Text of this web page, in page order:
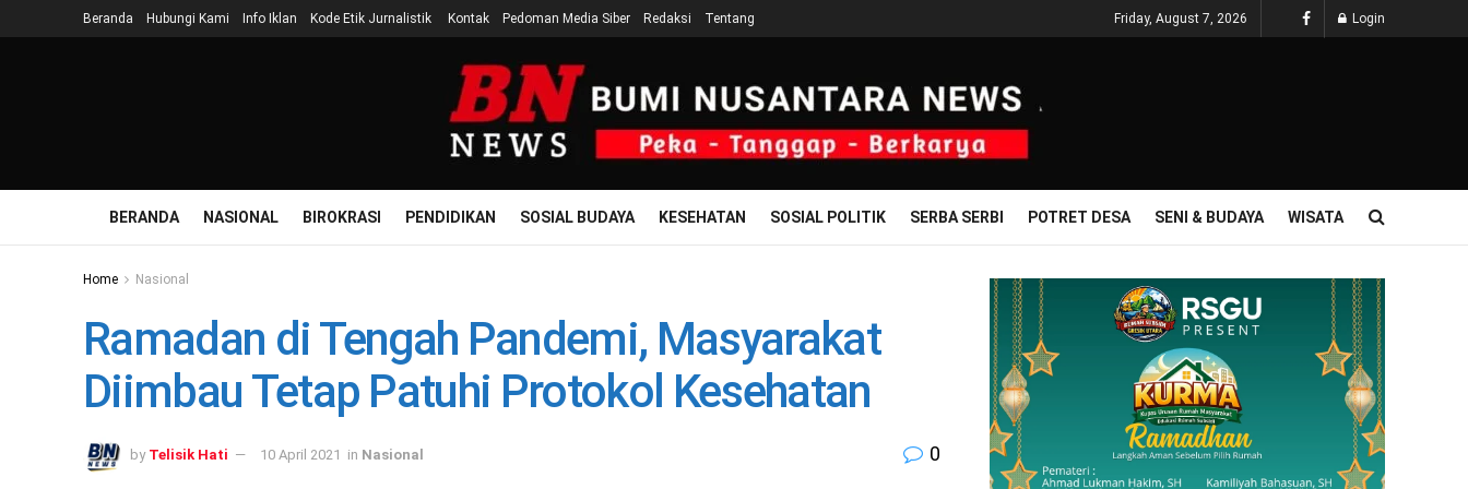
Beranda Hubungi Kami Info Iklan Kode Etik Jurnalistik Kontak Pedoman Media Siber Redaksi Tentang Friday, August 7, 2026 Login
BERANDA NASIONAL BIROKRASI PENDIDIKAN SOSIAL BUDAYA KESEHATAN SOSIAL POLITIK SERBA SERBI POTRET DESA SENI & BUDAYA WISATA
Home Nasional
Ramadan di Tengah Pandemi, Masyarakat
Diimbau Tetap Patuhi Protokol Kesehatan
by Telisik Hati 10 April 2021 in Nasional 0